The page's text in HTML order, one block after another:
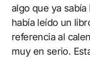
algo que ya
había leído un
referencia al
muy en serio.